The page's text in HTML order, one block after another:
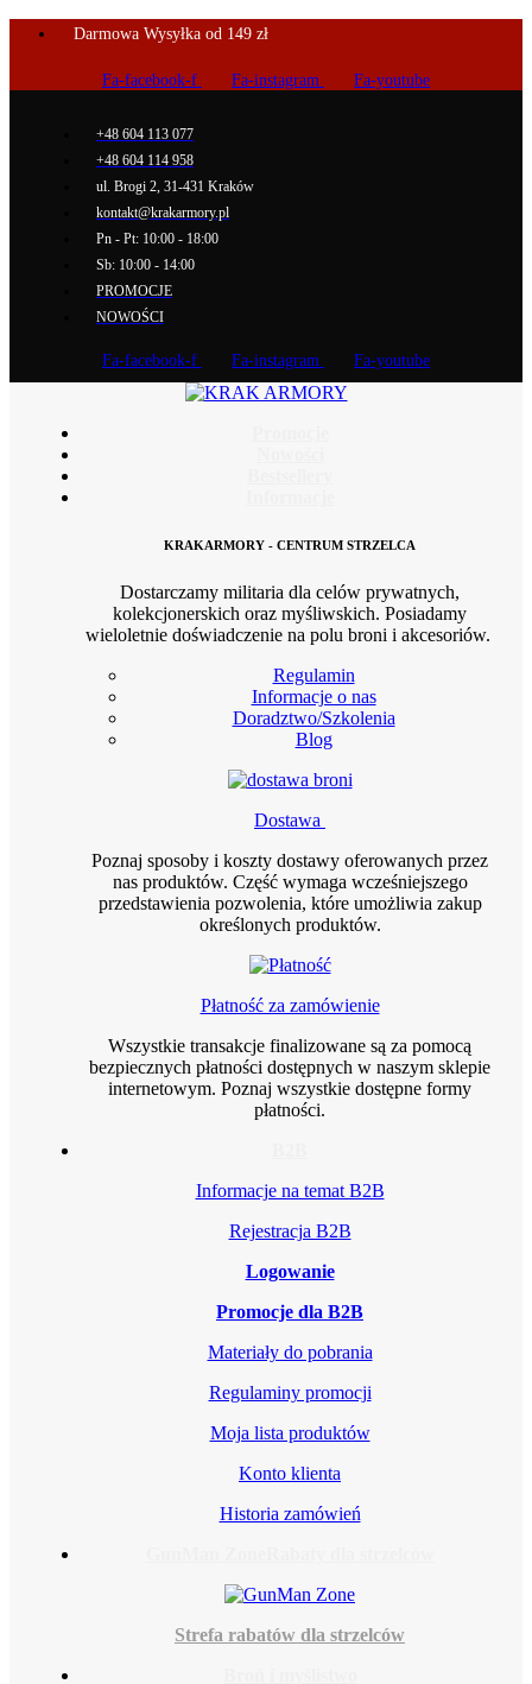
Darmowa Wysyłka od 149 zł
Fa-facebook-f Fa-instagram Fa-youtube
+48 604 113 077
+48 604 114 958
ul. Brogi 2, 31-431 Kraków
kontakt@krakarmory.pl
Pn - Pt: 10:00 - 18:00
Sb: 10:00 - 14:00
PROMOCJE
NOWOŚCI
Fa-facebook-f Fa-instagram Fa-youtube
KRAKARMORY - CENTRUM STRZELCA
Dostarczamy militaria dla celów prywatnych,
kolekcjonerskich oraz myśliwskich. Posiadamy
wieloletnie doświadczenie na polu broni i akcesoriów.
Regulamin
Informacje o nas
Doradztwo/Szkolenia
Blog
Dostawa
Poznaj sposoby i koszty dostawy oferowanych przez
nas produktów. Część wymaga wcześniejszego
przedstawienia pozwolenia, które umożliwia zakup
określonych produktów.
Płatność za zamówienie
Wszystkie transakcje finalizowane są za pomocą
bezpiecznych płatności dostępnych w naszym sklepie
internetowym. Poznaj wszystkie dostępne formy
płatności.
Informacje na temat B2B
Rejestracja B2B
Logowanie
Promocje dla B2B
Materiały do pobrania
Regulaminy promocji
Moja lista produktów
Konto klienta
Historia zamówień
Strefa rabatów dla strzelców